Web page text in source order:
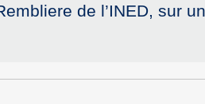
de l’INED, sur